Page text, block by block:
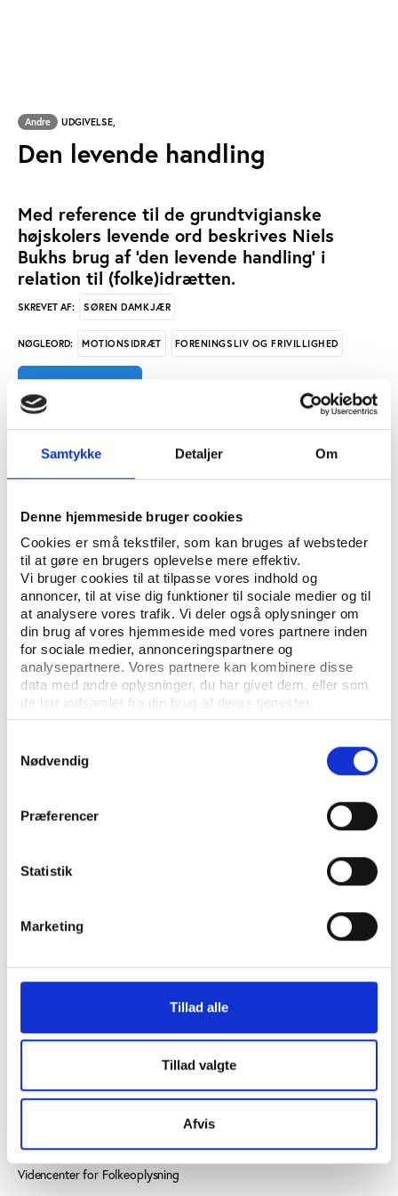
Samtykke Detaljer Om
Denne hjemmeside bruger cookies
Cookies er små tekstfiler, som kan bruges af websteder
til at gøre en brugers oplevelse mere effektiv.
Vi bruger cookies til at tilpasse vores indhold og
annoncer, til at vise dig funktioner til sociale medier og til
at analysere vores trafik. Vi deler også oplysninger om
din brug af vores hjemmeside med vores partnere inden
for sociale medier, annonceringspartnere og
analysepartnere. Vores partnere kan kombinere disse
data med andre oplysninger, du har givet dem, eller som
de har indsamlet fra din brug af deres tjenester.
Nødvendig
Præferencer
Statistik
Marketing
Tillad alle
Tillad valgte
Afvis
Andre UDGIVELSE,
Den levende handling
Med reference til de grundtvigianske
højskolers levende ord beskrives Niels
Bukhs brug af 'den levende handling' i
relation til (folke)idrætten.
SKREVET AF: SØREN DAMKJÆR
NØGLEORD: MOTIONSIDRÆT FORENINGSLIV OG FRIVILLIGHED
ÅBN RAPPORT
UDGIVER: DANSK IDRÆTSHISTORISK FORENING - KROP OG KULTUR, SYDDANSK
UNIVERSITETSFORLAG
ISBN: 87-87937-02-6
Eksemplarfremstilling af papirkopier/prints fra
Idrætshistorisk Årbog til undervisningsbrug på
uddannelsesinstitutioner og intern administrativ brug
er tilladt efter aftale med COPY-DAN Tekst & Node.
Eksemplarfremstillingen skal ske inden for aftalens
begrænsninger.
Vester Allé 8B, 3. sal, 8000 Aarhus C
Find medarbejder
Videncenter for Folkeoplysning